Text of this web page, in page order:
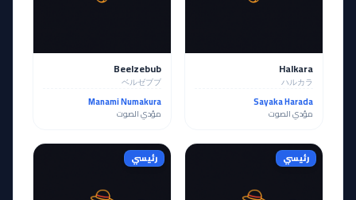
Halkara
ハルカラ
Sayaka Harada
مؤدي الصوت
Beelzebub
ベルゼブブ
Manami Numakura
مؤدي الصوت
رئيسي رئيسي